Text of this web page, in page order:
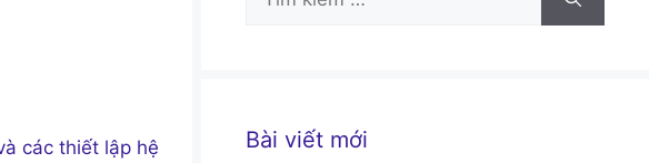
các thiết lập hệ
kiếm
Bài viết mới